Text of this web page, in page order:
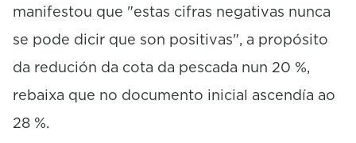
manifestou que "estas cifras negativas nunca
se pode dicir que son positivas", a propósito
da redución da cota da pescada nun 20 %,
rebaixa que no documento inicial ascendía ao
28 %.